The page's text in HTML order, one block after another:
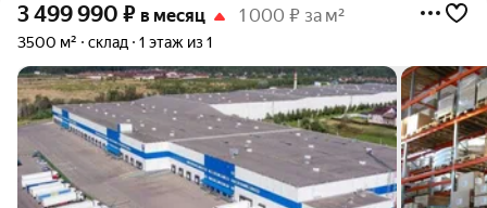
3 499 990 ₽ в месяц 1 000 ₽ за м²
3500 м² склад 1 этаж из 1